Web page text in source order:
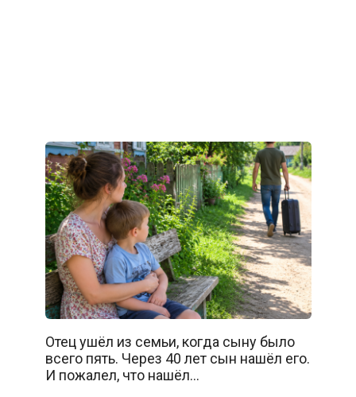
Отец ушёл из семьи, когда сыну было
всего пять. Через 40 лет сын нашёл его.
И пожалел, что нашёл…